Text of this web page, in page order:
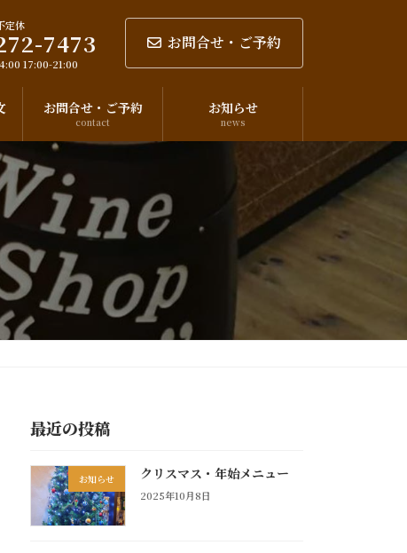
定休
7473
17:00-21:00
お問合せ・ご予約
お問合せ・ご予約
contact
お知らせ
news
最近の投稿
お知らせ クリスマス・年始メニュー
2025年10月8日